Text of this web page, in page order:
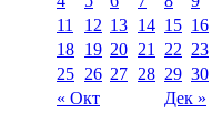
« Окт Дек »
11
12 13 14 15 16
18 19 20 21 22 23
25 26 27 28 29 30